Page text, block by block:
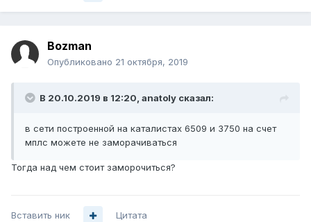
Layer, а на Distrubution Layer сидит
уровне созданы все клиентские сети и сегментированы на 2
уровни с помощью vlan`s, на ней же делаете Access листы,
вообщем все, что связано с внутренней сетью. К ней же
маршрутизатор, на котором настроен BGP.
Bozman
Опубликовано 21 октября, 2019
В 20.10.2019 в 12:20, anatoly сказал:
в сети построенной на каталистах 6509 и 3750 на счет
мплс можете не заморачиваться
Тогда над чем стоит заморочиться?
Вставить ник Цитата